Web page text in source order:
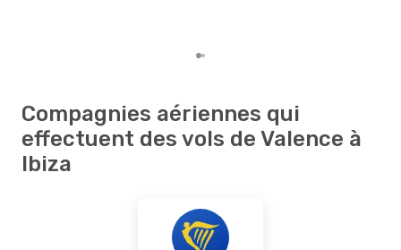
Compagnies aériennes qui
effectuent des vols de Valence à
Ibiza